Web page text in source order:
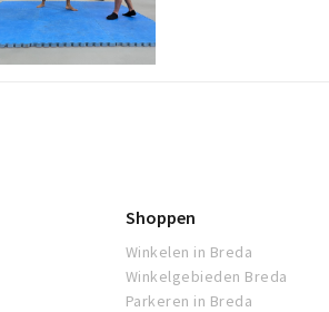
Shoppen
Winkelen in Breda
Winkelgebieden Breda
Parkeren in Breda